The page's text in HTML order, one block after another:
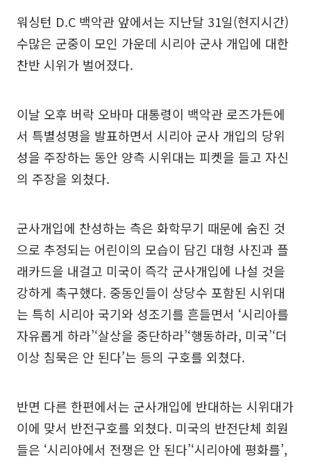
워싱턴 D.C 백악관 앞에서는 지난달 31일(현지시간)
수많은 군중이 모인 가운데 시리아 군사 개입에 대한
찬반 시위가 벌어졌다.
이날 오후 버락 오바마 대통령이 백악관 로즈가든에
서 특별성명을 발표하면서 시리아 군사 개입의 당위
성을 주장하는 동안 양측 시위대는 피켓을 들고 자신
의 주장을 외쳤다.
군사개입에 찬성하는 측은 화학무기 때문에 숨진 것
으로 추정되는 어린이의 모습이 담긴 대형 사진과 플
래카드을 내걸고 미국이 즉각 군사개입에 나설 것을
강하게 촉구했다. 중동인들이 상당수 포함된 시위대
는 특히 시리아 국기와 성조기를 흔들면서 ‘시리아를
자유롭게 하라’‘살상을 중단하라’‘행동하라, 미국’‘더
이상 침묵은 안 된다’는 등의 구호를 외쳤다.
반면 다른 한편에서는 군사개입에 반대하는 시위대가
이에 맞서 반전구호를 외쳤다. 미국의 반전단체 회원
들은 ‘시리아에서 전쟁은 안 된다’‘시리아에 평화를’,